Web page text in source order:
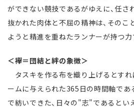
ができない競技であるがゆえに、任さ
抜かれた肉体と不屈の精神は、そのこ
ようと精進を重ねたランナーが持つ力
＜襷＝団結と絆の象徴＞
タスキを作る布を織り上げるとすれ
ームに与えられた365日の時間軸であ
で紡いできた、日々の"志"であるとい